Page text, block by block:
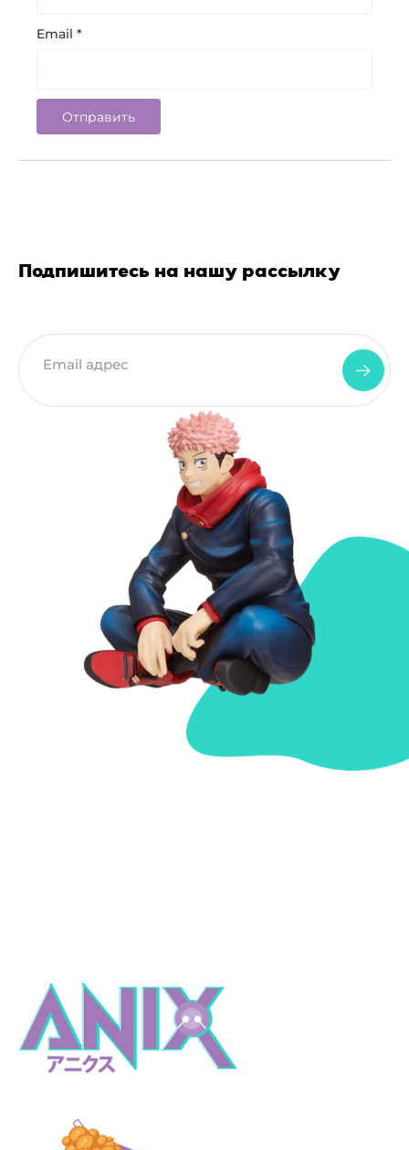
Email *
Подпишитесь на нашу рассылку